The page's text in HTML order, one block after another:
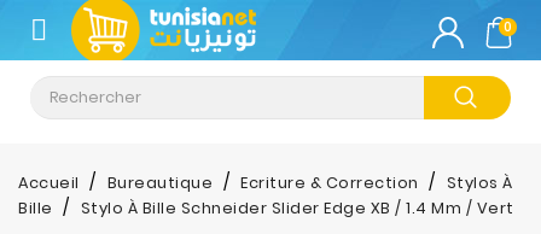
CATÉGORIE
Climatisation
Informatique
0
Accueil Bureautique Ecriture & Correction
Stylos À
Bille
Stylo À Bille Schneider Slider Edge XB / 1.4 Mm / Vert